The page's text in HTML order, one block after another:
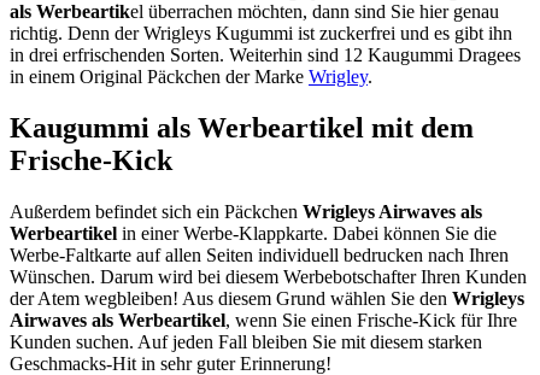
als Werbeartikel überrachen möchten, dann sind Sie hier genau
richtig. Denn der Wrigleys Kugummi ist zuckerfrei und es gibt ihn
in drei erfrischenden Sorten. Weiterhin sind 12 Kaugummi Dragees
in einem Original Päckchen der Marke Wrigley.
Kaugummi als Werbeartikel mit dem
Frische-Kick
Außerdem befindet sich ein Päckchen Wrigleys Airwaves als
Werbeartikel in einer Werbe-Klappkarte. Dabei können Sie die
Werbe-Faltkarte auf allen Seiten individuell bedrucken nach Ihren
Wünschen. Darum wird bei diesem Werbebotschafter Ihren Kunden
der Atem wegbleiben! Aus diesem Grund wählen Sie den Wrigleys
Airwaves als Werbeartikel, wenn Sie einen Frische-Kick für Ihre
Kunden suchen. Auf jeden Fall bleiben Sie mit diesem starken
Geschmacks-Hit in sehr guter Erinnerung!